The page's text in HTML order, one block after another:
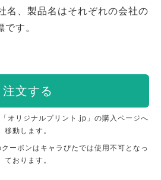
名、製品名はそれぞれの会社の
す。
注文する
オリジナルプリント.jp」の購入ページへ
移動します。
クーポンはキャラぴたでは使用不可となっ
ております。